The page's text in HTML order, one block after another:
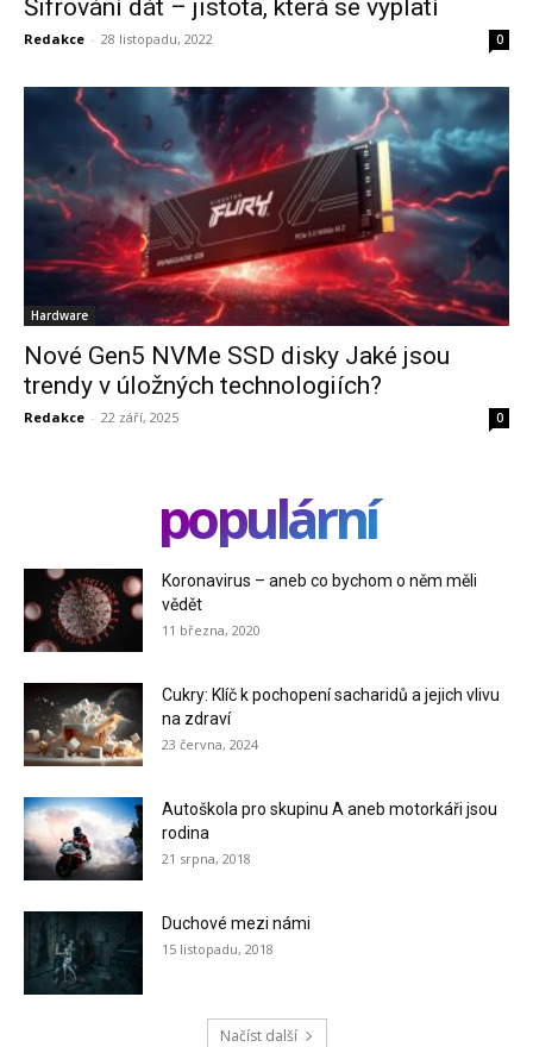
Šifrování dát – jistota, která se vyplatí
Redakce - 28 listopadu, 2022 0
Hardware
Nové Gen5 NVMe SSD disky Jaké jsou
trendy v úložných technologiích?
Redakce - 22 září, 2025 0
populární
Koronavirus – aneb co bychom o něm měli
vědět
11 března, 2020
Cukry: Klíč k pochopení sacharidů a jejich vlivu
na zdraví
23 června, 2024
Autoškola pro skupinu A aneb motorkáři jsou
rodina
21 srpna, 2018
Duchové mezi námi
15 listopadu, 2018
Načíst další